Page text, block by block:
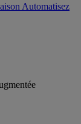
Automatisez